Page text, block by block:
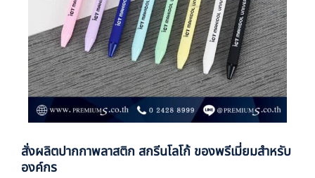
สั่งผลิตปากกาพลาสติก สกรีนโลโก้ ของพรีเมี่ยมสำหรับ
องค์กร